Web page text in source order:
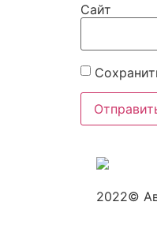
Сайт
2022©